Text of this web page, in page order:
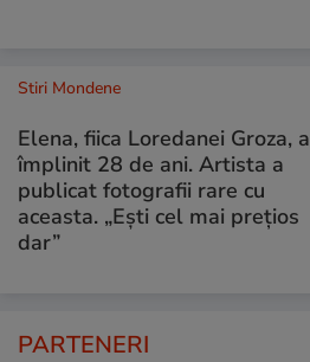
Stiri Mondene
Elena, fiica Loredanei Groza, a
împlinit 28 de ani. Artista a
publicat fotografii rare cu
aceasta. „Ești cel mai prețios
dar”
PARTENERI